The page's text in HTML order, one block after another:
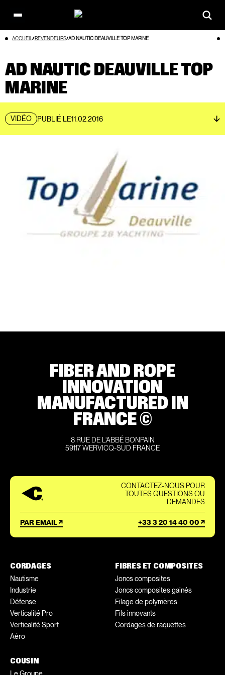
Aller
Open
main
menu
ACCUEIL REVENDEURS AD NAUTIC DEAUVILLE TOP MARINE
AD NAUTIC DEAUVILLE TOP
MARINE
VIDÉO PUBLIÉ LE11.02.2016
FIBER AND ROPE
INNOVATION
MANUFACTURED IN
FRANCE ©
8 RUE DE L’ABBÉ BONPAIN
59117 WERVICQ-SUD FRANCE
CONTACTEZ-NOUS POUR
TOUTES QUESTIONS OU
DEMANDES
PAR EMAIL +33 3 20 14 40 00
CORDAGES
Nautisme
Industrie
Défense
Verticalité Pro
Verticalité Sport
Aéro
FIBRES ET COMPOSITES
Joncs composites
Joncs composites gainés
Filage de polymères
Fils innovants
Cordages de raquettes
COUSIN